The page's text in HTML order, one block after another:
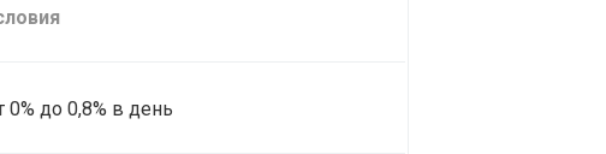
0% до 0,8% в день